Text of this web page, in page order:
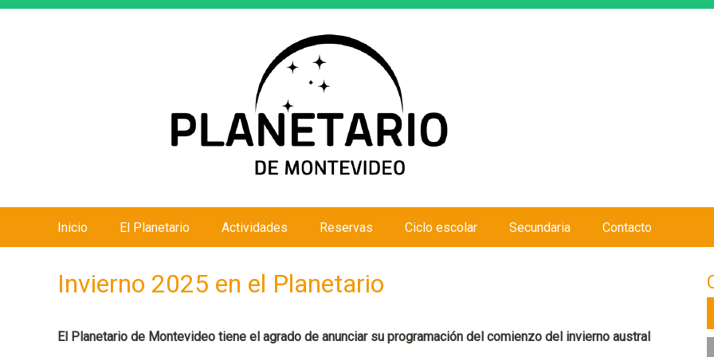
Invierno 2025 en el Planetario
El Planetario de Montevideo tiene el agrado de anunciar su programación del comienzo del invierno austral
n
p
Inicio El Planetario Actividades Reservas Ciclo escolar Secundaria Contacto